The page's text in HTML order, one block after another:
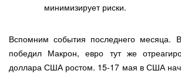
минимизирует риски.
Вспомним события последнего
победил Макрон, евро тут же
доллара США ростом. 15-17 мая в США